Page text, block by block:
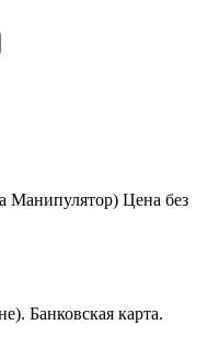
Манипулятор) Цена без
Банковская карта.